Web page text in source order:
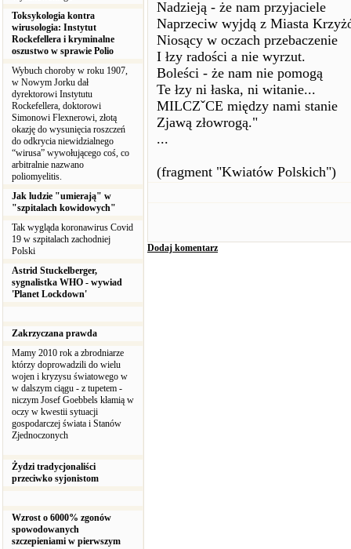
Toksykologia kontra
wirusologia: Instytut
Rockefellera i kryminalne
oszustwo w sprawie Polio
Wybuch choroby w roku 1907,
w Nowym Jorku dał
dyrektorowi Instytutu
Rockefellera, doktorowi
Simonowi Flexnerowi, złotą
okazję do wysunięcia roszczeń
do odkrycia niewidzialnego
“wirusa” wywołującego coś, co
arbitralnie nazwano
poliomyelitis.
Jak ludzie "umierają" w
"szpitalach kowidowych"
Tak wygląda koronawirus Covid
19 w szpitalach zachodniej
Polski
Astrid Stuckelberger,
sygnalistka WHO - wywiad
'Planet Lockdown'
Zakrzyczana prawda
Mamy 2010 rok a zbrodniarze
którzy doprowadzili do wielu
wojen i kryzysu światowego w
w dalszym ciągu - z tupetem -
niczym Josef Goebbels kłamią w
oczy w kwestii sytuacji
gospodarczej świata i Stanów
Zjednoczonych
Żydzi tradycjonaliści
przeciwko syjonistom
Wzrost o 6000% zgonów
spowodowanych
szczepieniami w pierwszym
Nadzieją - że nam przyjaciele
Naprzeciw wyjdą z Miasta
Niosący w oczach przebaczenie
I łzy radości a nie wyrzut.
Boleści - że nam nie pomogą
Te łzy ni łaska, ni witanie...
MILCZˇCE między nami stanie
Zjawą złowrogą."
...
(fragment "Kwiatów Polskich")
Dodaj komentarz